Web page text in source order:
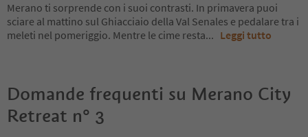
Merano ti sorprende con i suoi contrasti. In primavera puoi
sciare al mattino sul Ghiacciaio della Val Senales e pedalare tra i
meleti nel pomeriggio. Mentre le cime resta... Leggi tutto
Domande frequenti su Merano City
Retreat n° 3